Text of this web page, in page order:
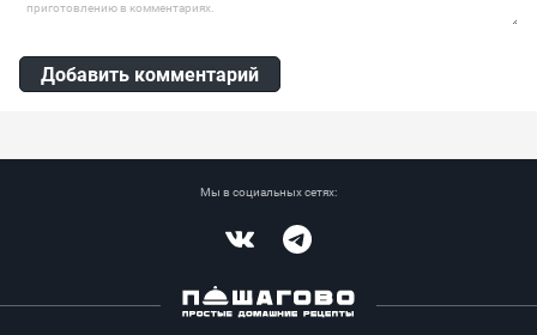
Добавить комментарий
Мы в социальных сетях: